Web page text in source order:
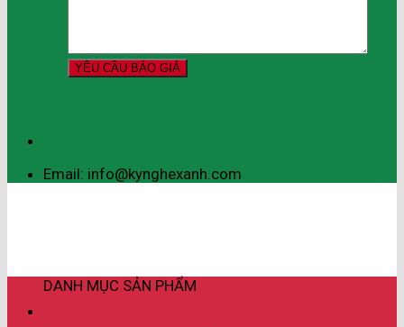
Email: info@kynghexanh.com
DANH MỤC SẢN PHẨM